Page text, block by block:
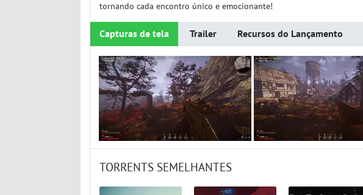
tornando cada encontro único e emocionante!
Capturas de tela Trailer Recursos do Lançamento
TORRENTS SEMELHANTES